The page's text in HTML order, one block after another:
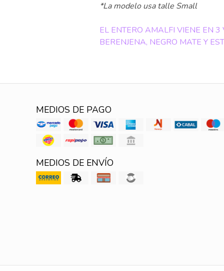
*La modelo usa talle Small
EL ENTERO AMALFI VIENE EN 3
BERENJENA, NEGRO MATE Y
MEDIOS DE PAGO
MEDIOS DE ENVÍO